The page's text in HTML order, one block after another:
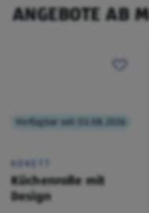
ANGEBOTE AB
Verfügbar seit 03.08.2026
KOKETT
Küchenrolle mit
Design